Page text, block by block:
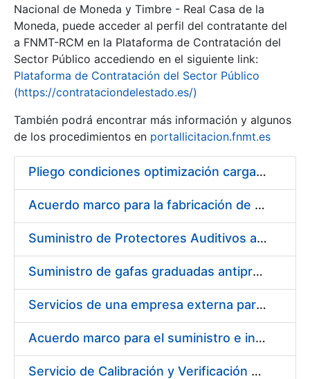
Erakutsi/Ezkutatu
Erakutsi/Ezkutatu
Nacional de Moneda y Timbre - Real Casa de la
Moneda, puede acceder al perfil del contratante del
a FNMT-RCM en la Plataforma de Contratación del
Sector Público accediendo en el siguiente link:
Plataforma de Contratación del Sector Público
(https://contrataciondelestado.es/)
También podrá encontrar más información y algunos
de los procedimientos en portallicitacion.fnmt.es
Pliego condiciones optimización cargas compras firmado
Acuerdo marco para la fabricación de piezas
Suministro de Protectores Auditivos a medida para las personas trabajadoras de los Centros de Trabajo de Madrid y Burgos
Suministro de gafas graduadas antiproyecciones para los trabajadores de la FNMT-RCM en los centros de trabajo de Madrid y Burgos
Servicios de una empresa externa para el asesoramiento y resolución de los recursos de alzada que se presentan relacionados con procesos de selección para la FNMT-RCM
Acuerdo marco para el suministro e instalación de persianas, estores y otros complementos
Servicio de Calibración y Verificación Externa de los Equipos de Medición del Servicio de Prevención de la FNMT-RCM